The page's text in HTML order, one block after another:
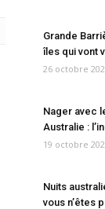
Grande
îles qui vont
26 octobre
Nager avec
Australie :
19 octobre
Nuits
vous n’êtes